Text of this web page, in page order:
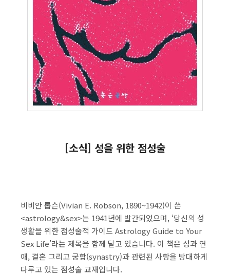
[소식] 성을 위한 점성술
비비안 롭슨(Vivian E. Robson, 1890~1942)이 쓴
<astrology&sex>는 1941년에 발간되었으며, ‘당신의 성
생활을 위한 점성술적 가이드 Astrology Guide to Your
Sex Life’라는 제목을 함께 달고 있습니다. 이 책은 성과 연
애, 결혼 그리고 궁합(synastry)과 관련된 사항을 방대하게
다루고 있는 점성술 교재입니다.